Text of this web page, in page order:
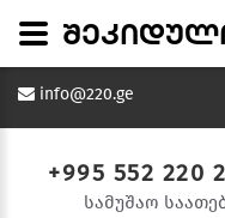
info@220.ge
+995 552 220
სამუშაო